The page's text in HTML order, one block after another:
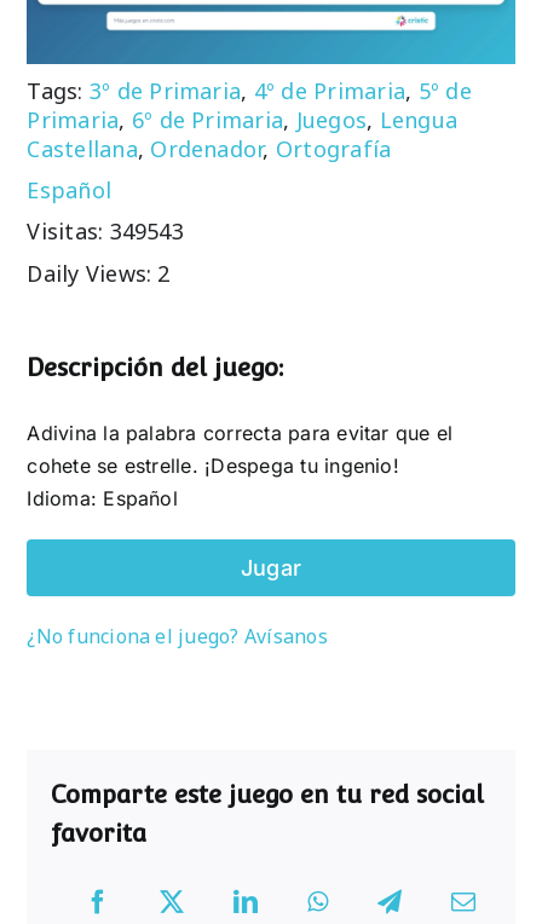
Tags: 3º de Primaria, 4º de Primaria, 5º de
Primaria, 6º de Primaria, Juegos, Lengua
Castellana, Ordenador, Ortografía
Español
Visitas: 349543
Daily Views: 2
Descripción del juego:
Adivina la palabra correcta para evitar que el
cohete se estrelle. ¡Despega tu ingenio!
Idioma: Español
Jugar
¿No funciona el juego? Avísanos
Comparte este juego en tu red social
favorita